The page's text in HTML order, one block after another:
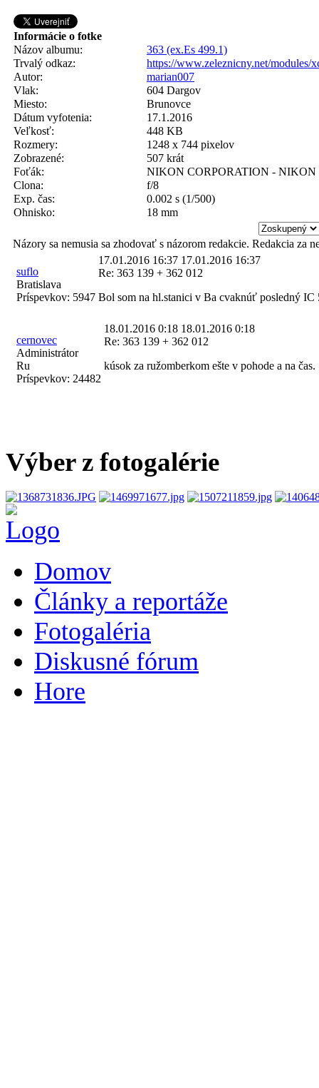
Informácie o fotke
Názov albumu:
363 (ex.Es 499.1)
Trvalý odkaz:
https://www.zeleznicny.net/modules/
Autor:
marian007
Vlak:
604 Dargov
Miesto:
Brunovce
Dátum vyfotenia:
17.1.2016
Veľkosť:
448 KB
Rozmery:
1248 x 744 pixelov
Zobrazené:
507 krát
Foťák:
NIKON CORPORATION - NIKON
Clona:
f/8
Exp. čas:
0.002 s (1/500)
Ohnisko:
18 mm
Názory sa nemusia sa zhodovať s názorom redakcie. Redakcia za
suflo
Bratislava
Príspevkov: 5947
17.01.2016 16:37 17.01.2016 16:37
Re: 363 139 + 362 012
Bol som na hl.stanici v Ba cvaknúť posledný IC
cernovec
Administrátor
Ru
Príspevkov: 24482
18.01.2016 0:18 18.01.2016 0:18
Re: 363 139 + 362 012
kúsok za ružomberkom ešte v pohode a na čas.
Výber z fotogalérie
Domov
Články a reportáže
Fotogaléria
Diskusné fórum
Hore